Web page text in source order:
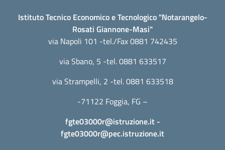
Istituto Tecnico Economico e Tecnologico "Notarangelo-
Rosati Giannone-Masi"
via Napoli 101 -tel./Fax 0881 742435
via Sbano, 5 -tel. 0881 633517
via Strampelli, 2 -tel. 0881 633518
-71122 Foggia, FG –
fgte03000r@istruzione.it-
fgte03000r@pec.istruzione.it